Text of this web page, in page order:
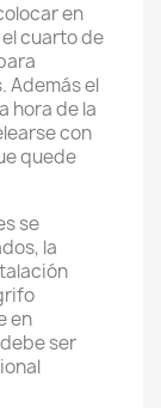
en
cuarto de
Además el
hora de la
con
quede
se
la
en
ser